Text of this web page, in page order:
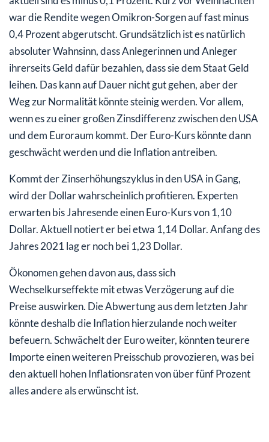
war die Rendite wegen Omikron-Sorgen auf fast minus
0,4 Prozent abgerutscht. Grundsätzlich ist es natürlich
absoluter Wahnsinn, dass Anlegerinnen und Anleger
ihrerseits Geld dafür bezahlen, dass sie dem Staat Geld
leihen. Das kann auf Dauer nicht gut gehen, aber der
Weg zur Normalität könnte steinig werden. Vor allem,
wenn es zu einer großen Zinsdifferenz zwischen den USA
und dem Euroraum kommt. Der Euro-Kurs könnte dann
geschwächt werden und die Inflation antreiben.
Kommt der Zinserhöhungszyklus in den USA in Gang,
wird der Dollar wahrscheinlich profitieren. Experten
erwarten bis Jahresende einen Euro-Kurs von 1,10
Dollar. Aktuell notiert er bei etwa 1,14 Dollar. Anfang des
Jahres 2021 lag er noch bei 1,23 Dollar.
Ökonomen gehen davon aus, dass sich
Wechselkurseffekte mit etwas Verzögerung auf die
Preise auswirken. Die Abwertung aus dem letzten Jahr
könnte deshalb die Inflation hierzulande noch weiter
befeuern. Schwächelt der Euro weiter, könnten teurere
Importe einen weiteren Preisschub provozieren, was bei
den aktuell hohen Inflationsraten von über fünf Prozent
alles andere als erwünscht ist.